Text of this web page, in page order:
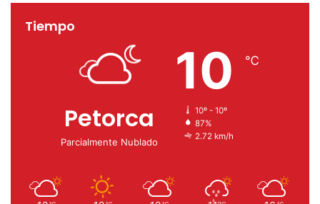
Tiempo
Petorca
Parcialmente Nublado
10 ℃
10º - 10º
87%
2.72 km/h